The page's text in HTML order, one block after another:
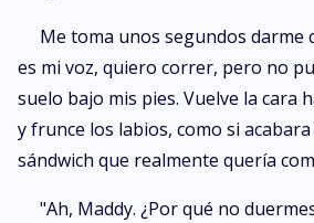
Me toma unos segundos darme
es mi voz, quiero correr, pero no
suelo bajo mis pies. Vuelve la cara
y frunce los labios, como si
sándwich que realmente quería
"Ah, Maddy. ¿Por qué no